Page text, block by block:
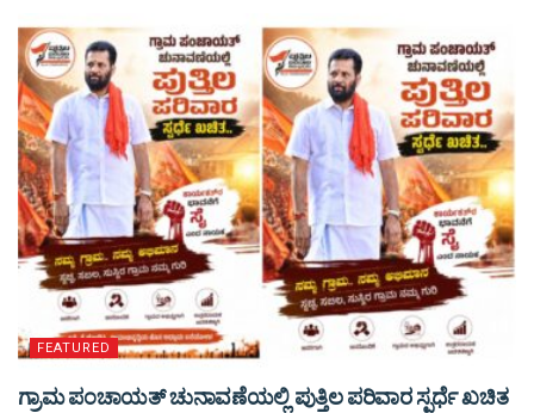
FEATURED
ಗ್ರಾಮ ಪಂಚಾಯತ್ ಚುನಾವಣೆಯಲ್ಲಿ ಪುತ್ತಿಲ ಪರಿವಾರ ಸ್ಪರ್ಧೆ ಖಚಿತ